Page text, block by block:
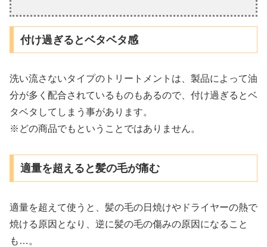
付け過ぎるとベタベタ感
洗い流さないタイプのトリートメントは、製品によって油
分が多く配合されているものもあるので、付け過ぎるとベ
タベタしてしまう事があります。
※どの商品でもということではありません。
適量を超えると髪の毛が痛む
適量を超えて使うと、髪の毛の日焼けやドライヤーの熱で
焼ける原因となり、逆に髪の毛の傷みの原因になること
も…。